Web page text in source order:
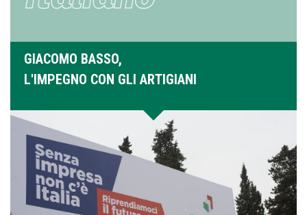
GIACOMO BASSO,
L'IMPEGNO CON GLI ARTIGIANI